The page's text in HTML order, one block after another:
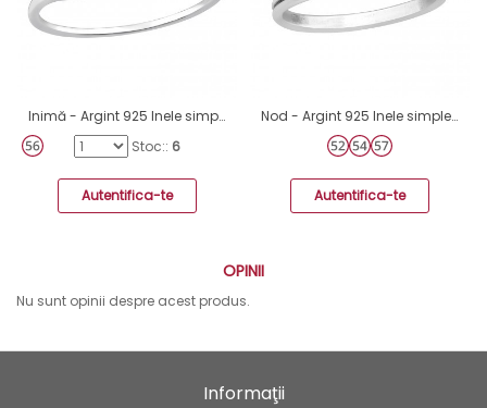
Inimă - Argint 925 Inele simple A4S46471
Stoc:: 6
Autentifica-te
Nod - Argint 925 Inele simple A4S45227
Autentifica-te
OPINII
Nu sunt opinii despre acest produs.
Informaţii